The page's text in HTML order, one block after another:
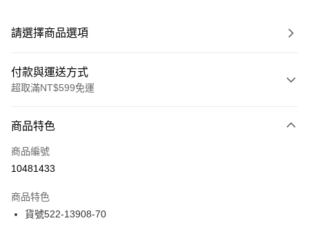
請選擇商品選項
付款與運送方式
超取滿NT$599免運
信用卡一次付款
信用卡分期付款
合作金庫商業銀行
華南商業銀行
超商取貨付款
商品特色
商品編號
10481433
商品特色
貨號522-13908-70